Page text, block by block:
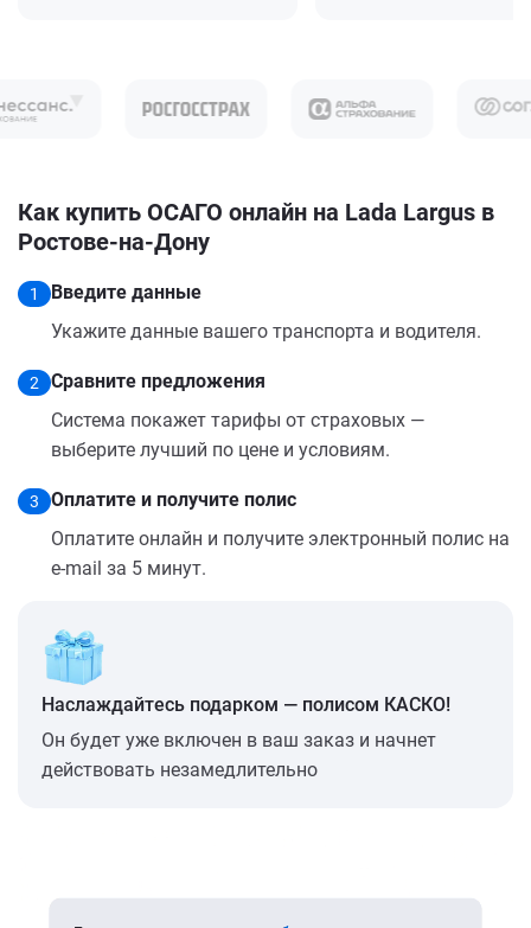
Как купить ОСАГО онлайн на Lada Largus в
Ростове-на-Дону
1
Введите данные
Укажите данные вашего транспорта и водителя.
2
Сравните предложения
Система покажет тарифы от страховых —
выберите лучший по цене и условиям.
3
Оплатите и получите полис
Оплатите онлайн и получите электронный полис на
e-mail за 5 минут.
Наслаждайтесь подарком — полисом КАСКО!
Он будет уже включен в ваш заказ и начнет
действовать незамедлительно